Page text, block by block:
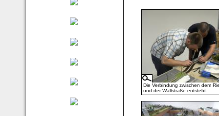
Die Verbindung zwischen dem
und der Wallstraße entsteht.